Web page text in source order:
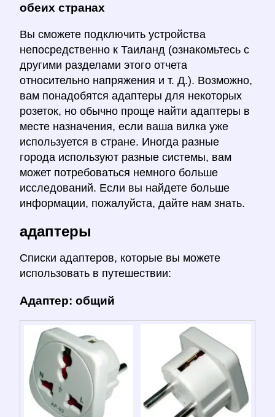
обеих странах
Вы сможете подключить устройства
непосредственно к Таиланд (ознакомьтесь с
другими разделами этого отчета
относительно напряжения и т. Д.). Возможно,
вам понадобятся адаптеры для некоторых
розеток, но обычно проще найти адаптеры в
месте назначения, если ваша вилка уже
используется в стране. Иногда разные
города используют разные системы, вам
может потребоваться немного больше
исследований. Если вы найдете больше
информации, пожалуйста, дайте нам знать.
адаптеры
Списки адаптеров, которые вы можете
использовать в путешествии:
Адаптер: общий